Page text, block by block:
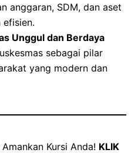
anggaran, SDM, dan aset
Unggul dan Berdaya
sebagai pilar
yang modern dan
Kursi Anda! KLIK